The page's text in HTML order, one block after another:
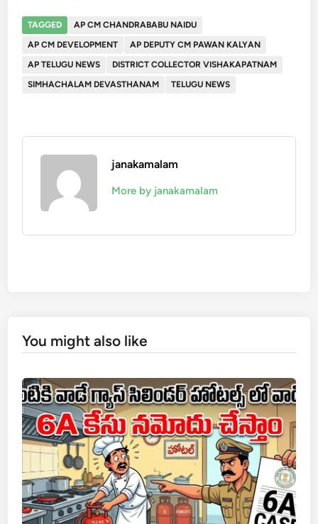
TAGGED
AP CM CHANDRABABU NAIDU
AP CM DEVELOPMENT
AP DEPUTY CM PAWAN KALYAN
AP TELUGU NEWS
DISTRICT COLLECTOR VISHAKAPATNAM
SIMHACHALAM DEVASTHANAM
TELUGU NEWS
janakamalam
More by janakamalam
You might also like